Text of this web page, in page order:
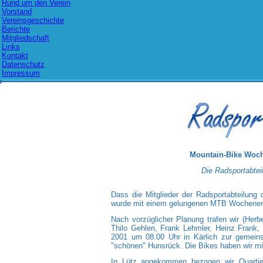
Rund um den Verein
Vorstand
Vereinsgeschichte
Berichte
Mitgliedschaft
Links
Kontakt
Datenschutz
Impressum
Mountain-Bike
Die
Dass die Mitglieder der
wurde mit einem gelungenen MTB
Nach vorzüglicher Planung trafen wir
Thilo Gehlen, Frank Lehmler, Heinz
2001 um 08.00 Uhr in Kärlich zur
"schönen" Hunsrück. Die Bikes haben wir